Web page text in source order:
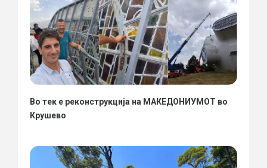
Во тек е реконструкција на МАКЕДОНИУМОТ во
Крушево